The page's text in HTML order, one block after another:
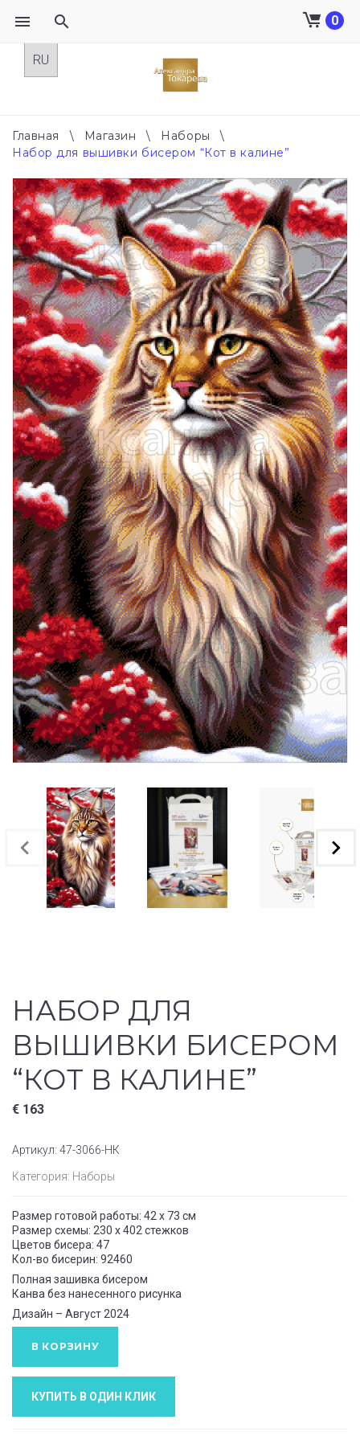
0
Главная \ Магазин \ Наборы
\
Набор для вышивки бисером “Кот в калине”
НАБОР ДЛЯ
ВЫШИВКИ БИСЕРОМ
“КОТ В КАЛИНЕ”
€ 163
Артикул: 47-3066-НК
Категория: Наборы
Размер готовой работы: 42 x 73 см
Размер схемы: 230 x 402 стежков
Цветов бисера: 47
Кол-во бисерин: 92460
Полная зашивка бисером
Канва без нанесенного рисунка
Дизайн – Август 2024
В КОРЗИНУ
КУПИТЬ В ОДИН КЛИК